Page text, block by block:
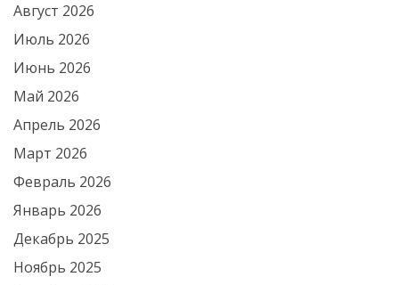
Август 2026
Июль 2026
Июнь 2026
Май 2026
Апрель 2026
Март 2026
Февраль 2026
Январь 2026
Декабрь 2025
Ноябрь 2025